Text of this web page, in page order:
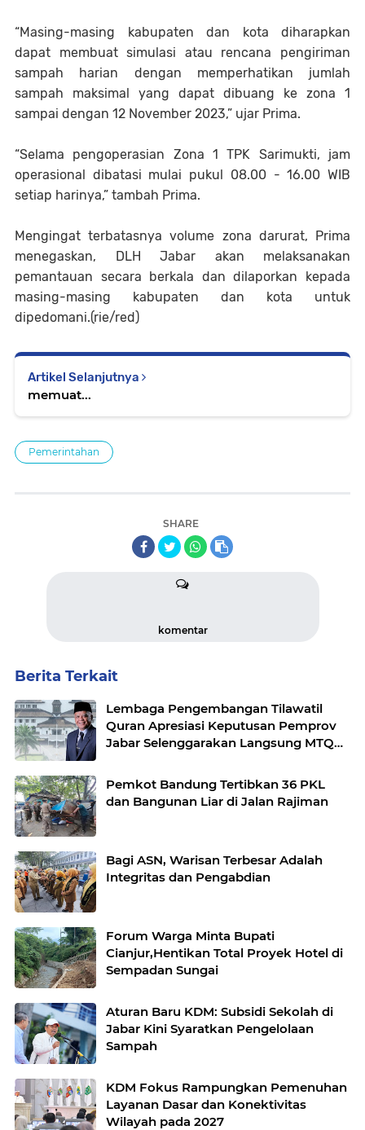
“Masing-masing kabupaten dan kota diharapkan
dapat membuat simulasi atau rencana pengiriman
sampah harian dengan memperhatikan jumlah
sampah maksimal yang dapat dibuang ke zona 1
sampai dengan 12 November 2023,” ujar Prima.
“Selama pengoperasian Zona 1 TPK Sarimukti, jam
operasional dibatasi mulai pukul 08.00 - 16.00 WIB
setiap harinya,” tambah Prima.
Mengingat terbatasnya volume zona darurat, Prima
menegaskan, DLH Jabar akan melaksanakan
pemantauan secara berkala dan dilaporkan kepada
masing-masing kabupaten dan kota untuk
dipedomani.(rie/red)
Artikel Selanjutnya
memuat...
Pemerintahan
SHARE
komentar
Berita Terkait
Lembaga Pengembangan Tilawatil
Quran Apresiasi Keputusan Pemprov
Jabar Selenggarakan Langsung MTQ
Pemkot Bandung Tertibkan 36 PKL
dan Bangunan Liar di Jalan Rajiman
Bagi ASN, Warisan Terbesar Adalah
Integritas dan Pengabdian
Forum Warga Minta Bupati
Cianjur,Hentikan Total Proyek Hotel di
Sempadan Sungai
Aturan Baru KDM: Subsidi Sekolah di
Jabar Kini Syaratkan Pengelolaan
Sampah
KDM Fokus Rampungkan Pemenuhan
Layanan Dasar dan Konektivitas
Wilayah pada 2027